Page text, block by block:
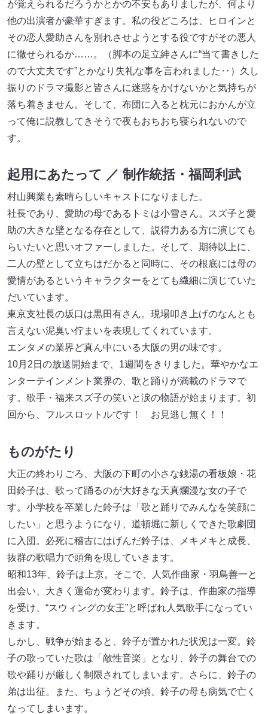
が覚えられるだろうかとかの不安もありましたが、何より
他の出演者が豪華すぎます。私の役どころは、ヒロインと
その恋人愛助さんを別れさせようとする役ですがその悪人
に徹せられるか……。（脚本の足立紳さんに“当て書きした
ので大丈夫です”とかなり失礼な事を言われました‥）久し
振りのドラマ撮影と皆さんに迷惑をかけないかと気持ちが
落ち着きません。そして、布団に入ると枕元におかんが立
って俺に説教してきそうで夜もおちおち寝られないので
す。
起用にあたって ／ 制作統括・福岡利武
村山興業も素晴らしいキャストになりました。
社長であり、愛助の母であるトミは小雪さん。スズ子と愛
助の大きな壁となる存在として、説得力ある方に演じても
らいたいと思いオファーしました。そして、期待以上に、
二人の壁として立ちはだかると同時に、その根底には母の
愛情があるというキャラクターをとても繊細に演じていた
だいています。
東京支社長の坂口は黒田有さん。現場叩き上げのなんとも
言えない泥臭い佇まいを表現してくれています。
エンタメの業界ど真ん中にいる大阪の男の味です。
10月2日の放送開始まで、1週間をきりました。華やかなエ
ンターテインメント業界の、歌と踊りが満載のドラマで
す。歌手・福来スズ子の笑いと涙の物語が始まります。初
回から、フルスロットルです！ お見逃し無く！！
ものがたり
大正の終わりごろ、大阪の下町の小さな銭湯の看板娘・花
田鈴子は、歌って踊るのが大好きな天真爛漫な女の子で
す。小学校を卒業した鈴子は「歌と踊りでみんなを笑顔に
したい」と思うようになり、道頓堀に新しくできた歌劇団
に入団。必死に稽古にはげんだ鈴子は、メキメキと成長、
抜群の歌唱力で頭角を現していきます。
昭和13年、鈴子は上京。そこで、人気作曲家・羽鳥善一と
出会い、大きく運命が変わります。鈴子は、作曲家の指導
を受け、“スウィングの女王”と呼ばれ人気歌手になってい
きます。
しかし、戦争が始まると、鈴子が置かれた状況は一変。鈴
子の歌っていた歌は「敵性音楽」となり、鈴子の舞台での
歌や踊りが厳しく制限されてしまいます。さらに、鈴子の
弟は出征。また、ちょうどその頃、鈴子の母も病気で亡く
なってしまいます。